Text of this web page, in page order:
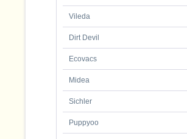
Vileda
Dirt Devil
Ecovacs
Midea
Sichler
Puppyoo